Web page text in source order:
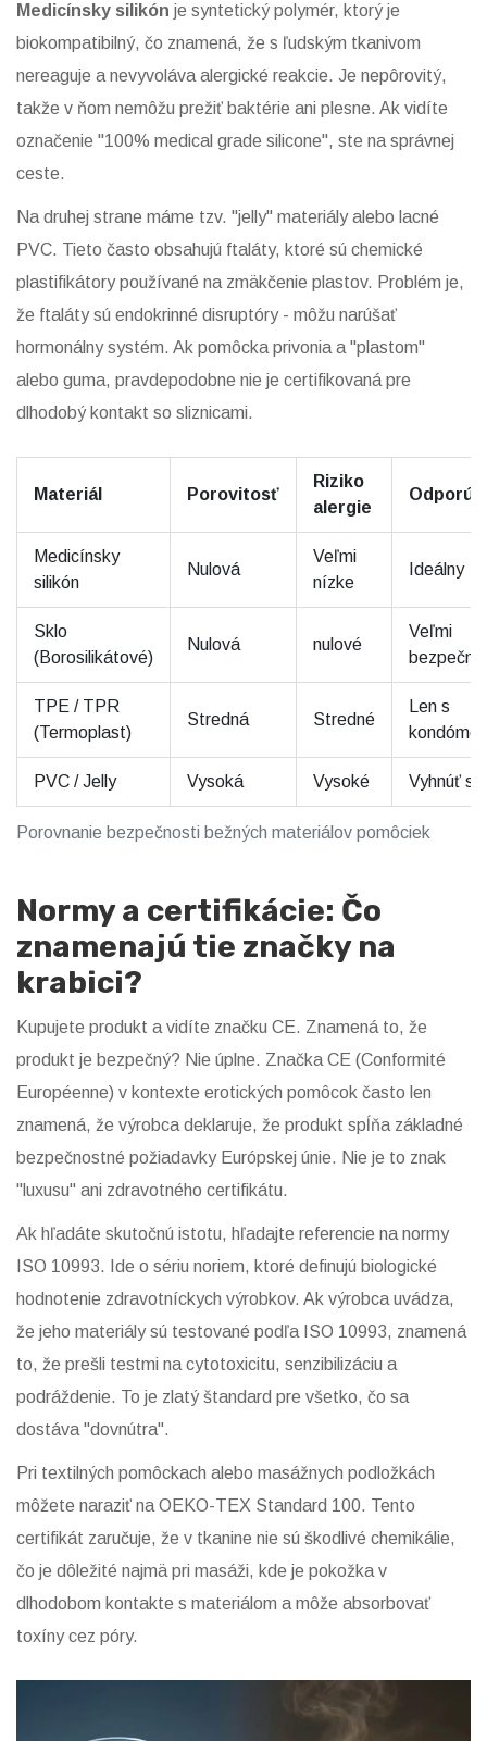
Medicínsky silikón je syntetický polymér, ktorý je
biokompatibilný, čo znamená, že s ľudským tkanivom
nereaguje a nevyvoláva alergické reakcie. Je nepôrovitý,
takže v ňom nemôžu prežiť baktérie ani plesne. Ak vidíte
označenie "100% medical grade silicone", ste na správnej
ceste.
Na druhej strane máme tzv. "jelly" materiály alebo lacné
PVC. Tieto často obsahujú ftaláty, ktoré sú chemické
plastifikátory používané na zmäkčenie plastov. Problém je,
že ftaláty sú endokrinné disruptóry - môžu narúšať
hormonálny systém. Ak pomôcka privonia a "plastom"
alebo guma, pravdepodobne nie je certifikovaná pre
dlhodobý kontakt so sliznicami.
Porovnanie bezpečnosti bežných materiálov pomôciek
Materiál Porovitosť
Riziko
alergie
Medicínsky
silikón
Nulová
Veľmi
nízke
Ideálny
Sklo
(Borosilikátové)
Nulová nulové
Veľmi
bezpečné
TPE / TPR
(Termoplast)
Stredná Stredné
Len s
PVC / Jelly Vysoká Vysoké Vyhnúť sa
Normy a certifikácie: Čo
znamenajú tie značky na
krabici?
Kupujete produkt a vidíte značku CE. Znamená to, že
produkt je bezpečný? Nie úplne. Značka CE (Conformité
Européenne) v kontexte erotických pomôcok často len
znamená, že výrobca deklaruje, že produkt spĺňa základné
bezpečnostné požiadavky Európskej únie. Nie je to znak
"luxusu" ani zdravotného certifikátu.
Ak hľadáte skutočnú istotu, hľadajte referencie na normy
ISO 10993. Ide o sériu noriem, ktoré definujú biologické
hodnotenie zdravotníckych výrobkov. Ak výrobca uvádza,
že jeho materiály sú testované podľa ISO 10993, znamená
to, že prešli testmi na cytotoxicitu, senzibilizáciu a
podráždenie. To je zlatý štandard pre všetko, čo sa
dostáva "dovnútra".
Pri textilných pomôckach alebo masážnych podložkách
môžete naraziť na OEKO-TEX Standard 100. Tento
certifikát zaručuje, že v tkanine nie sú škodlivé chemikálie,
čo je dôležité najmä pri masáži, kde je pokožka v
dlhodobom kontakte s materiálom a môže absorbovať
toxíny cez póry.